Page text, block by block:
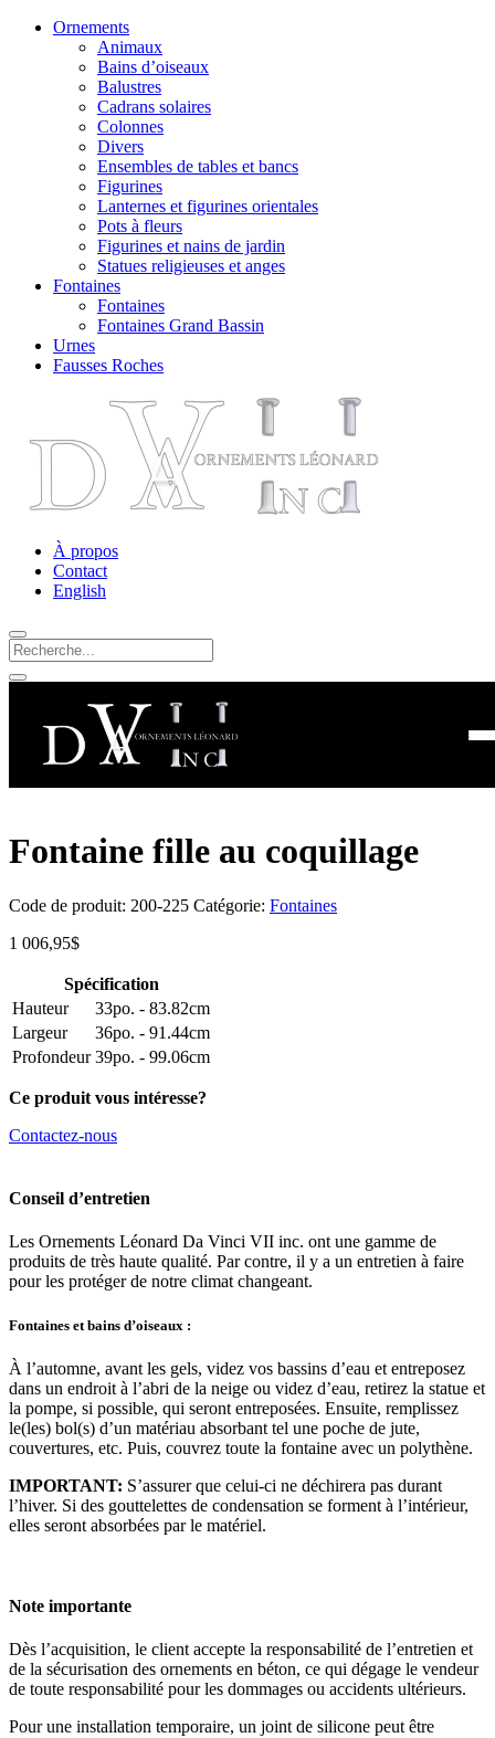
Ornements
Animaux
Bains d’oiseaux
Balustres
Cadrans solaires
Colonnes
Divers
Ensembles de tables et bancs
Figurines
Lanternes et figurines orientales
Pots à fleurs
Figurines et nains de jardin
Statues religieuses et anges
Fontaines
Fontaines
Fontaines Grand Bassin
Urnes
Fausses Roches
À propos
Contact
English
Fontaine fille au coquillage
Code de produit: 200-225 Catégorie: Fontaines
1 006,95$
Spécification
Hauteur
33po. - 83.82cm
Largeur
36po. - 91.44cm
Profondeur 39po. - 99.06cm
Ce produit vous intéresse?
Contactez-nous
Conseil d’entretien
Les Ornements Léonard Da Vinci VII inc. ont une gamme de
produits de très haute qualité. Par contre, il y a un entretien à faire
pour les protéger de notre climat changeant.
Fontaines et bains d’oiseaux :
À l’automne, avant les gels, videz vos bassins d’eau et entreposez
dans un endroit à l’abri de la neige ou videz d’eau, retirez la statue et
la pompe, si possible, qui seront entreposées. Ensuite, remplissez
le(les) bol(s) d’un matériau absorbant tel une poche de jute,
couvertures, etc. Puis, couvrez toute la fontaine avec un polythène.
IMPORTANT: S’assurer que celui-ci ne déchirera pas durant
l’hiver. Si des gouttelettes de condensation se forment à l’intérieur,
elles seront absorbées par le matériel.
Note importante
Dès l’acquisition, le client accepte la responsabilité de l’entretien et
de la sécurisation des ornements en béton, ce qui dégage le vendeur
de toute responsabilité pour les dommages ou accidents ultérieurs.
Pour une installation temporaire, un joint de silicone peut être